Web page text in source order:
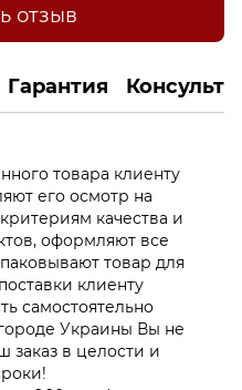
отзыв
Гарантия
товара клиенту
его осмотр на
качества и
оформляют все
товар для
клиенту
самостоятельно
Украины Вы не
заказ в целости и